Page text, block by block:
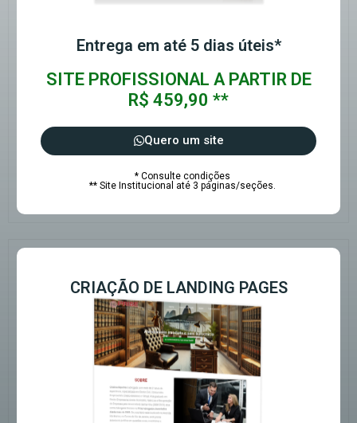
Entrega em até 5 dias úteis*
SITE PROFISSIONAL A PARTIR DE
R$ 459,90 **
Quero um site
* Consulte condições
** Site Institucional até 3 páginas/seções.
CRIAÇÃO DE LANDING PAGES